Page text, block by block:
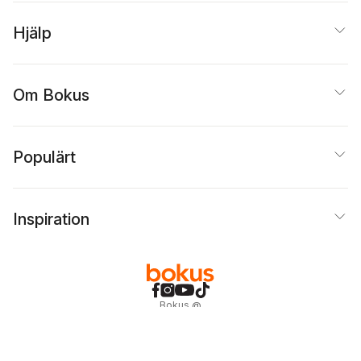
Hjälp
Om Bokus
Populärt
Inspiration
Bokus @